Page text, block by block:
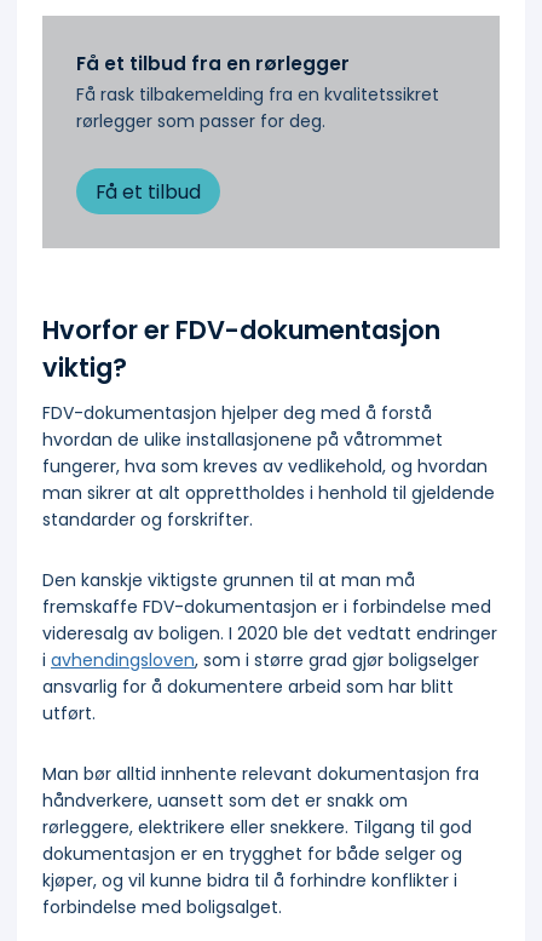
Få et tilbud fra en rørlegger
Få rask tilbakemelding fra en kvalitetssikret
rørlegger som passer for deg.
Få et tilbud
Hvorfor er FDV-dokumentasjon
viktig?
FDV-dokumentasjon hjelper deg med å forstå
hvordan de ulike installasjonene på våtrommet
fungerer, hva som kreves av vedlikehold, og hvordan
man sikrer at alt opprettholdes i henhold til gjeldende
standarder og forskrifter.
Den kanskje viktigste grunnen til at man må
fremskaffe FDV-dokumentasjon er i forbindelse med
videresalg av boligen. I 2020 ble det vedtatt endringer
i avhendingsloven, som i større grad gjør boligselger
ansvarlig for å dokumentere arbeid som har blitt
utført.
Man bør alltid innhente relevant dokumentasjon fra
håndverkere, uansett som det er snakk om
rørleggere, elektrikere eller snekkere. Tilgang til god
dokumentasjon er en trygghet for både selger og
kjøper, og vil kunne bidra til å forhindre konflikter i
forbindelse med boligsalget.